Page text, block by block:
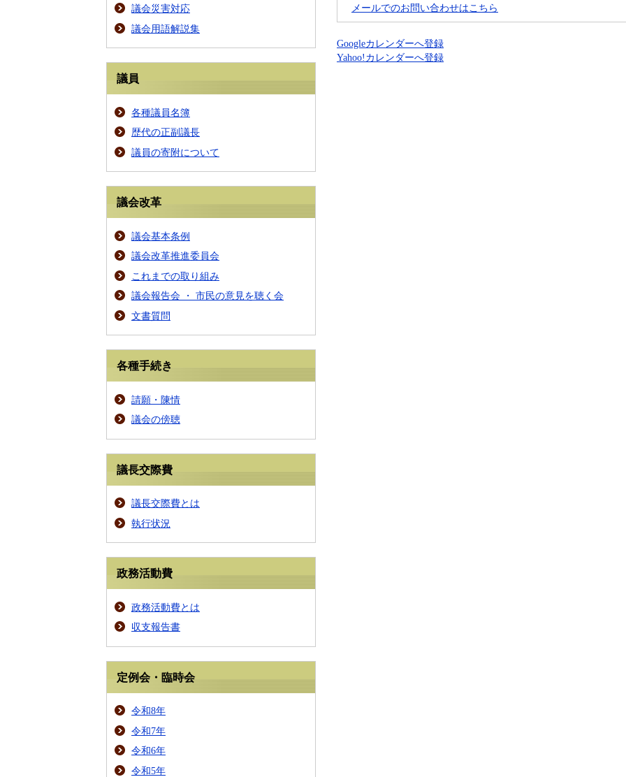
メールでのお問い合わせはこちら
Googleカレンダーへ登録
Yahoo!カレンダーへ登録
議会災害対応
議会用語解説集
議員
各種議員名簿
歴代の正副議長
議員の寄附について
議会改革
議会基本条例
議会改革推進委員会
これまでの取り組み
議会報告会 ・ 市民の意見を聴く会
文書質問
各種手続き
請願・陳情
議会の傍聴
議長交際費
議長交際費とは
執行状況
政務活動費
政務活動費とは
収支報告書
定例会・臨時会
令和8年
令和7年
令和6年
令和5年